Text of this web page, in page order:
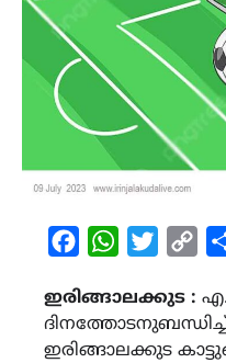
FacebookWhatsAppTwitter
ഇരിങ്ങാലക്കുട :
ഇരിങ്ങാലക്കുട